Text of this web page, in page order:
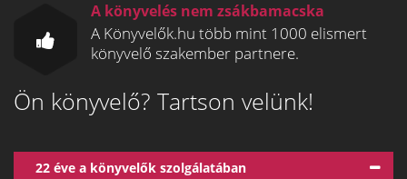
A könyvelés nem zsákbamacska
A Könyvelők.hu több mint 1000 elismert
könyvelő szakember partnere.
Ön könyvelő? Tartson velünk!
22 éve a könyvelők szolgálatában